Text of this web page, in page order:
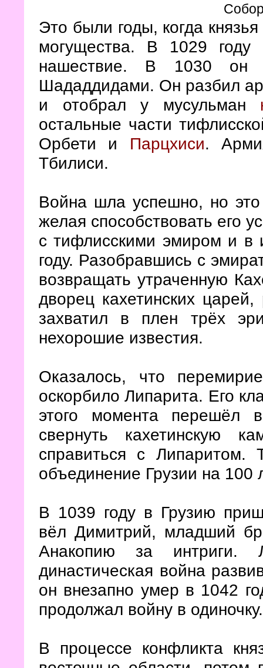
Это были годы, когда
могущества. В 1029 году
нашествие. В 1030 он
Шададдидами. Он разбил
и отобрал у мусульман
остальные части
Орбети и Парцхиси.
Тбилиси.
Война шла успешно, но
желая способствовать его
с тифлисскими эмиром и в
году. Разобравшись с
возвращать утраченную
дворец кахетинских
захватил в плен трёх
нехорошие известия.
Оказалось, что
оскорбило Липарита. Его
этого момента перешёл
свернуть кахетинскую
справиться с Липаритом.
объединение Грузии на 100
В 1039 году в Грузию
вёл Димитрий, младший
Анакопию за интриги.
династическая война
он внезапно умер в 1042
продолжал войну в одиночку.
В процессе конфликта